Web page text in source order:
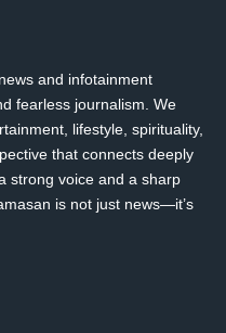
and infotainment
fearless journalism. We
lifestyle, spirituality,
that connects deeply
strong voice and a sharp
is not just news—it’s